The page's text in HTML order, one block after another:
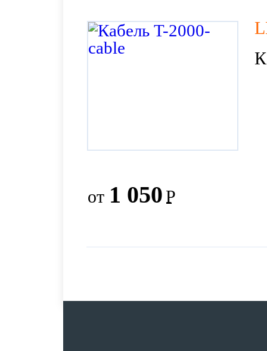
от 1 050Р